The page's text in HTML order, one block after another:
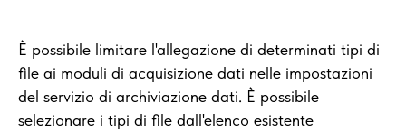
È possibile limitare l'allegazione di determinati tipi di
file ai moduli di acquisizione dati nelle impostazioni
del servizio di archiviazione dati. È possibile
selezionare i tipi di file dall'elenco esistente